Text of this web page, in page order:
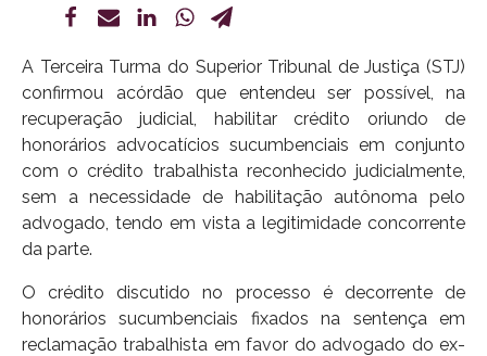
A Terceira Turma do Superior Tribunal de Justiça (STJ)
confirmou acórdão que entendeu ser possível, na
recuperação judicial, habilitar crédito oriundo de
honorários advocatícios sucumbenciais em conjunto
com o crédito trabalhista reconhecido judicialmente,
sem a necessidade de habilitação autônoma pelo
advogado, tendo em vista a legitimidade concorrente
da parte.
O crédito discutido no processo é decorrente de
honorários sucumbenciais fixados na sentença em
reclamação trabalhista em favor do advogado do ex-